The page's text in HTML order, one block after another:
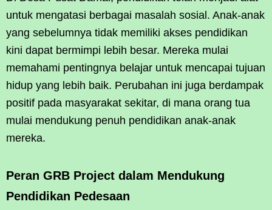
untuk mengatasi berbagai masalah sosial. Anak-anak
yang sebelumnya tidak memiliki akses pendidikan
kini dapat bermimpi lebih besar. Mereka mulai
memahami pentingnya belajar untuk mencapai tujuan
hidup yang lebih baik. Perubahan ini juga berdampak
positif pada masyarakat sekitar, di mana orang tua
mulai mendukung penuh pendidikan anak-anak
mereka.
Peran GRB Project dalam Mendukung
Pendidikan Pedesaan